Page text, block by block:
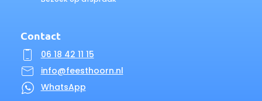
Contact
06 18 42 11 15
info@feesthoorn.nl
WhatsApp